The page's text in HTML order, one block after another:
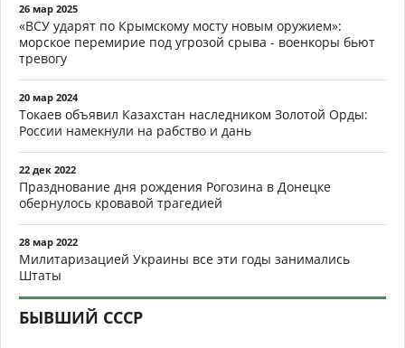
26 мар 2025
«ВСУ ударят по Крымскому мосту новым оружием»:
морское перемирие под угрозой срыва - военкоры бьют
тревогу
20 мар 2024
Токаев объявил Казахстан наследником Золотой Орды:
России намекнули на рабство и дань
22 дек 2022
Празднование дня рождения Рогозина в Донецке
обернулось кровавой трагедией
28 мар 2022
Милитаризацией Украины все эти годы занимались
Штаты
БЫВШИЙ СССР